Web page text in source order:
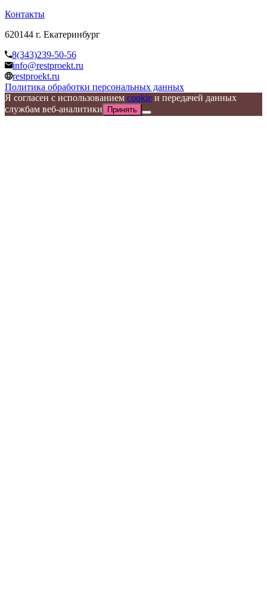
Контакты
620144 г. Екатеринбург
8(343)239-50-56
info@restproekt.ru
restproekt.ru
Политика обработки персональных данных
Я согласен с использованием cookie и передачей данных
службам веб-аналитики
Принять